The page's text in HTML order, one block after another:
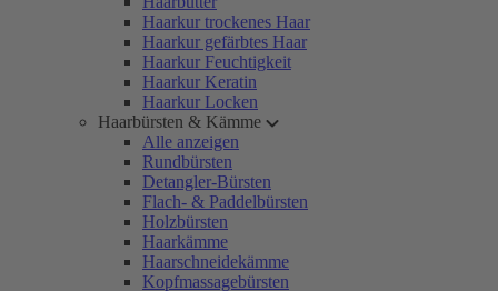
Haarkur trockenes Haar
Haarkur gefärbtes Haar
Haarkur Feuchtigkeit
Haarkur Keratin
Haarkur Locken
Haarbürsten & Kämme
Alle anzeigen
Rundbürsten
Detangler-Bürsten
Flach- & Paddelbürsten
Holzbürsten
Haarkämme
Haarschneidekämme
Kopfmassagebürsten